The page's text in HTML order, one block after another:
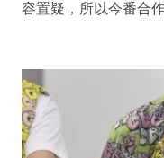
容置疑，所以今番合